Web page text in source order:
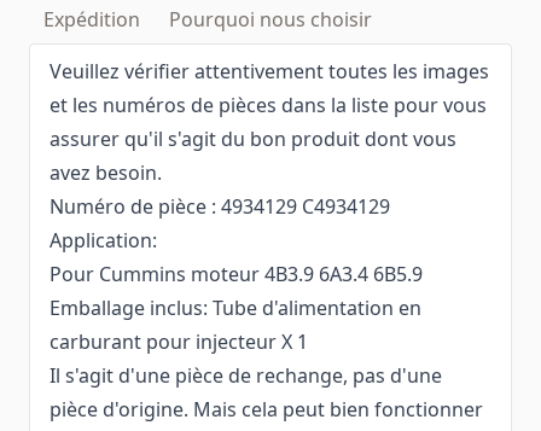
Expédition
Pourquoi nous choisir
Veuillez vérifier attentivement toutes les images
et les numéros de pièces dans la liste pour vous
assurer qu'il s'agit du bon produit dont vous
avez besoin.
Numéro de pièce : 4934129 C4934129
Application:
Pour Cummins moteur 4B3.9 6A3.4 6B5.9
Emballage inclus: Tube d'alimentation en
carburant pour injecteur X 1
Il s'agit d'une pièce de rechange, pas d'une
pièce d'origine. Mais cela peut bien fonctionner